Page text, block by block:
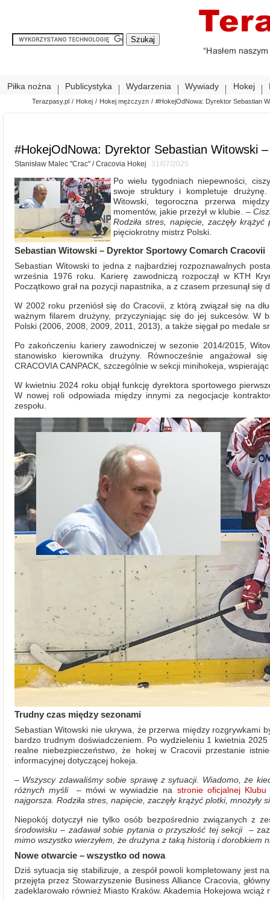
Piłka nożna Publicystyka Wydarzenia Wywiady Hokej
Terazpasy.pl / Hokej / Hokej mężczyzn / #HokejOdNowa: Dyrektor Sebastian
#HokejOdNowa: Dyrektor Sebastian Witowski
Stanisław Malec "Crac" / Cracovia Hokej 31/07/2025
Po wielu tygodniach niepewności,
swoje struktury i kompletuje
Witowski, tegoroczna przerwa
momentów, jakie przeżył w klubie. –
Rodziła stres, napięcie, zaczęły krążyć
pięciokrotny mistrz Polski.
Sebastian Witowski – Dyrektor Sportowy Comarch Cracovii
Sebastian Witowski to jedna z najbardziej rozpoznawalnych
września 1976 roku. Karierę zawodniczą rozpoczął w KTH
Początkowo grał na pozycji napastnika, a z czasem przesunął się
W 2002 roku przeniósł się do Cracovii, z którą związał się na
ważnym filarem drużyny, przyczyniając się do jej sukcesów. W
Polski (2006, 2008, 2009, 2011, 2013), a także sięgał po medale
Po zakończeniu kariery zawodniczej w sezonie 2014/2015,
stanowisko kierownika drużyny. Równocześnie angażował
CRACOVIA CANPACK, szczególnie w sekcji minihokeja,
W kwietniu 2024 roku objął funkcję dyrektora sportowego
W nowej roli odpowiada między innymi za negocjacje
zespołu.
Trudny czas między sezonami
Sebastian Witowski nie ukrywa, że przerwa między rozgrywkami
bardzo trudnym doświadczeniem. Po wydzieleniu 1 kwietnia
realne niebezpieczeństwo, że hokej w Cracovii przestanie
informacyjnej dotyczącej hokeja.
– Wszyscy zdawaliśmy sobie sprawę z sytuacji. Wiadomo, że
różnych myśli– mówi w wywiadzie na stronie oficjalnej Klubu
najgorsza. Rodziła stres, napięcie, zaczęły krążyć plotki, mnożyły
Niepokój dotyczył nie tylko osób bezpośrednio związanych z
środowisku – zadawał sobie pytania o przyszłość tej sekcji–
mimo wszystko wierzyłem, że drużyna z taką historią i dorobkiem
Nowe otwarcie – wszystko od nowa
Dziś sytuacja się stabilizuje, a zespół powoli kompletowany jest
przejęta przez Stowarzyszenie Business Alliance Cracovia,
zadeklarowało również Miasto Kraków. Akademia Hokejowa